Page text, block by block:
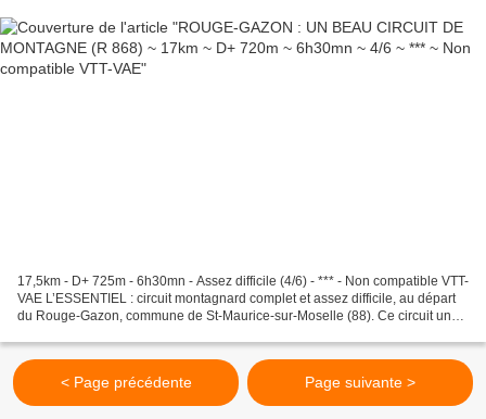
17,5km - D+ 725m - 6h30mn - Assez difficile (4/6) - *** - Non compatible VTT-
VAE L’ESSENTIEL : circuit montagnard complet et assez difficile, au départ
du Rouge-Gazon, commune de St-Maurice-sur-Moselle (88). Ce circuit un
< Page précédente Page suivante >